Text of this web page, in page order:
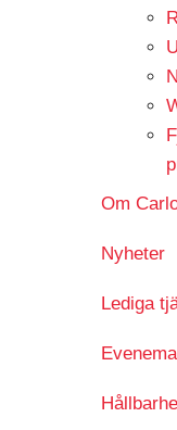
Om
Nyheter
Lediga